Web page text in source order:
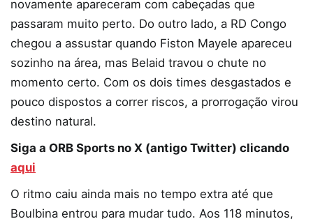
novamente apareceram com cabeçadas que
passaram muito perto. Do outro lado, a RD Congo
chegou a assustar quando Fiston Mayele apareceu
sozinho na área, mas Belaid travou o chute no
momento certo. Com os dois times desgastados e
pouco dispostos a correr riscos, a prorrogação virou
destino natural.
Siga a ORB Sports no X (antigo Twitter) clicando
aqui
O ritmo caiu ainda mais no tempo extra até que
Boulbina entrou para mudar tudo. Aos 118 minutos,